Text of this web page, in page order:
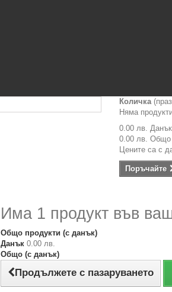
Количка
Няма
0.00 лв. Данък
0.00 лв. Общо
Цените са с
Поръчайте
Има 1 продукт във
Общо продукти (с данък)
Данък 0.00 лв.
Общо (с данък)
Продължете с пазаруването